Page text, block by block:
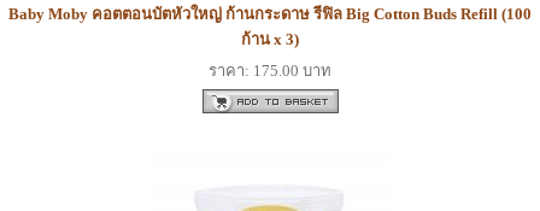
Baby Moby คอตตอนบัตหัวใหญ่ ก้านกระดาษ รีฟิล Big Cotton Buds Refill (100
ก้าน x 3)
ราคา: 175.00 บาท